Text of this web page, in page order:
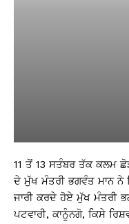
11 ਤੋਂ 13 ਸਤੰਬਰ ਤੱਕ ਕਲਮ
ਦੇ ਮੁੱਖ ਮੰਤਰੀ ਭਗਵੰਤ ਮਾਨ ਨੇ
ਜਾਰੀ ਕਰਦੇ ਹੋਏ ਮੁੱਖ ਮੰਤਰੀ
ਪਟਵਾਰੀ, ਕਾਨੂੰਨਗੋ, ਕਿਸੇ